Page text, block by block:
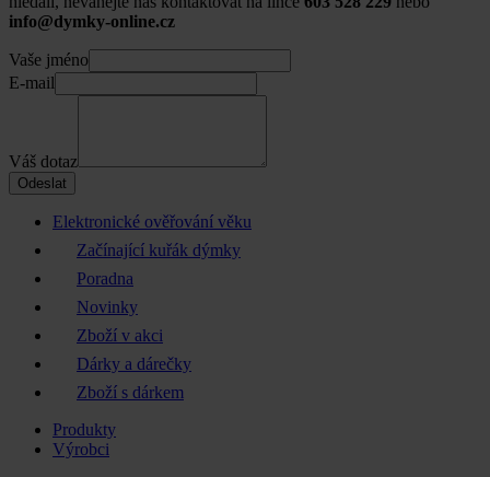
info@dymky-online.cz
Vaše jméno
E-mail
Váš dotaz
Odeslat
Elektronické ověřování věku
Začínající kuřák dýmky
Poradna
Novinky
Zboží v akci
Dárky a dárečky
Zboží s dárkem
Produkty
Výrobci